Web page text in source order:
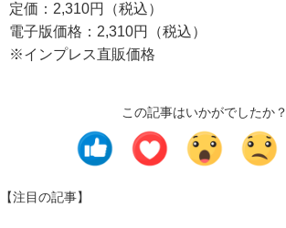
定価：2,310円（税込）
電子版価格：2,310円（税込）
※インプレス直販価格
この記事はいかがでしたか？
【注目の記事】